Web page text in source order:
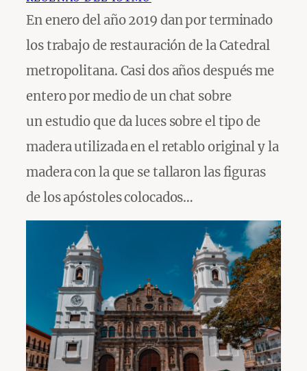
En enero del año 2019 dan por terminado
los trabajo de restauración de la Catedral
metropolitana. Casi dos años después me
entero por medio de un chat sobre
un estudio que da luces sobre el tipo de
madera utilizada en el retablo original y la
madera con la que se tallaron las figuras
de los apóstoles colocados…